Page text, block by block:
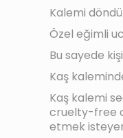
Kalemi
Özel eğimli
Bu sayede
Kaş
Kaş kalemi
cruelty-free
etmek